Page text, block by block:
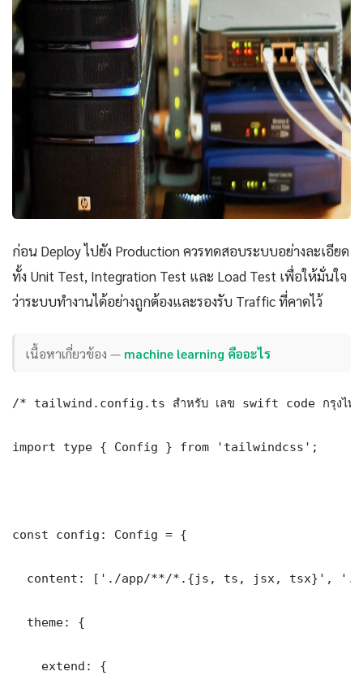
ก่อน Deploy ไปยัง Production ควรทดสอบระบบอย่างละเอียด
ทั้ง Unit Test, Integration Test และ Load Test เพื่อให้มั่นใจ
ว่าระบบทำงานได้อย่างถูกต้องและรองรับ Traffic ที่คาดไว้
เนื้อหาเกี่ยวข้อง — machine learning คืออะไร
/* tailwind.config.ts สำหรับ เลข swift code กรุงไท
import type { Config } from 'tailwindcss';
const config: Config = {
content: ['./app/**/*.{js, ts, jsx, tsx}',
  theme: {
    extend: {